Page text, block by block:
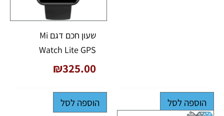
הוספה לסל
שעון חכם דגם Mi
Watch Lite GPS
₪325.00
הוספה לסל